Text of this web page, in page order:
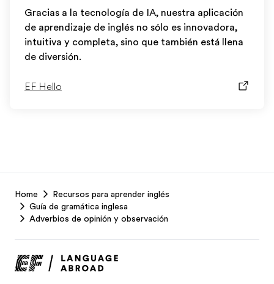
Gracias a la tecnología de IA, nuestra aplicación
de aprendizaje de inglés no sólo es innovadora,
intuitiva y completa, sino que también está llena
de diversión.
EF Hello
Footer
Home
Recursos para aprender inglés
Guía de gramática inglesa
Adverbios de opinión y observación